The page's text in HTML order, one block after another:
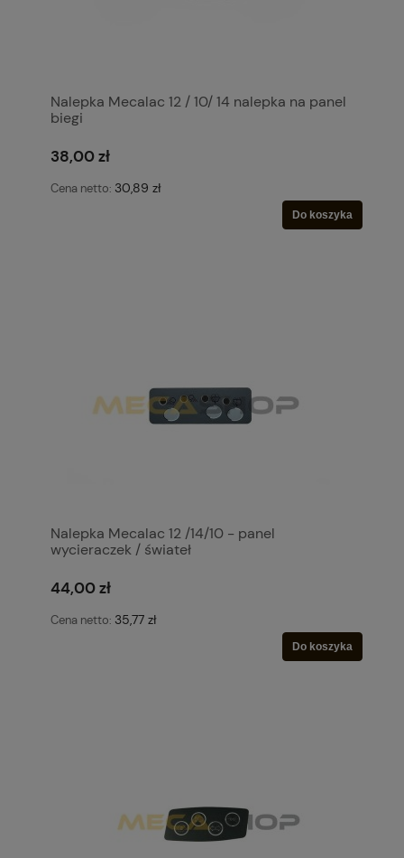
Nalepka Mecalac 12 / 10/ 14 nalepka na panel
biegi
38,00 zł
Cena netto: 30,89 zł
Do koszyka
Nalepka Mecalac 12 /14/10 - panel
wycieraczek / świateł
44,00 zł
Cena netto: 35,77 zł
Do koszyka